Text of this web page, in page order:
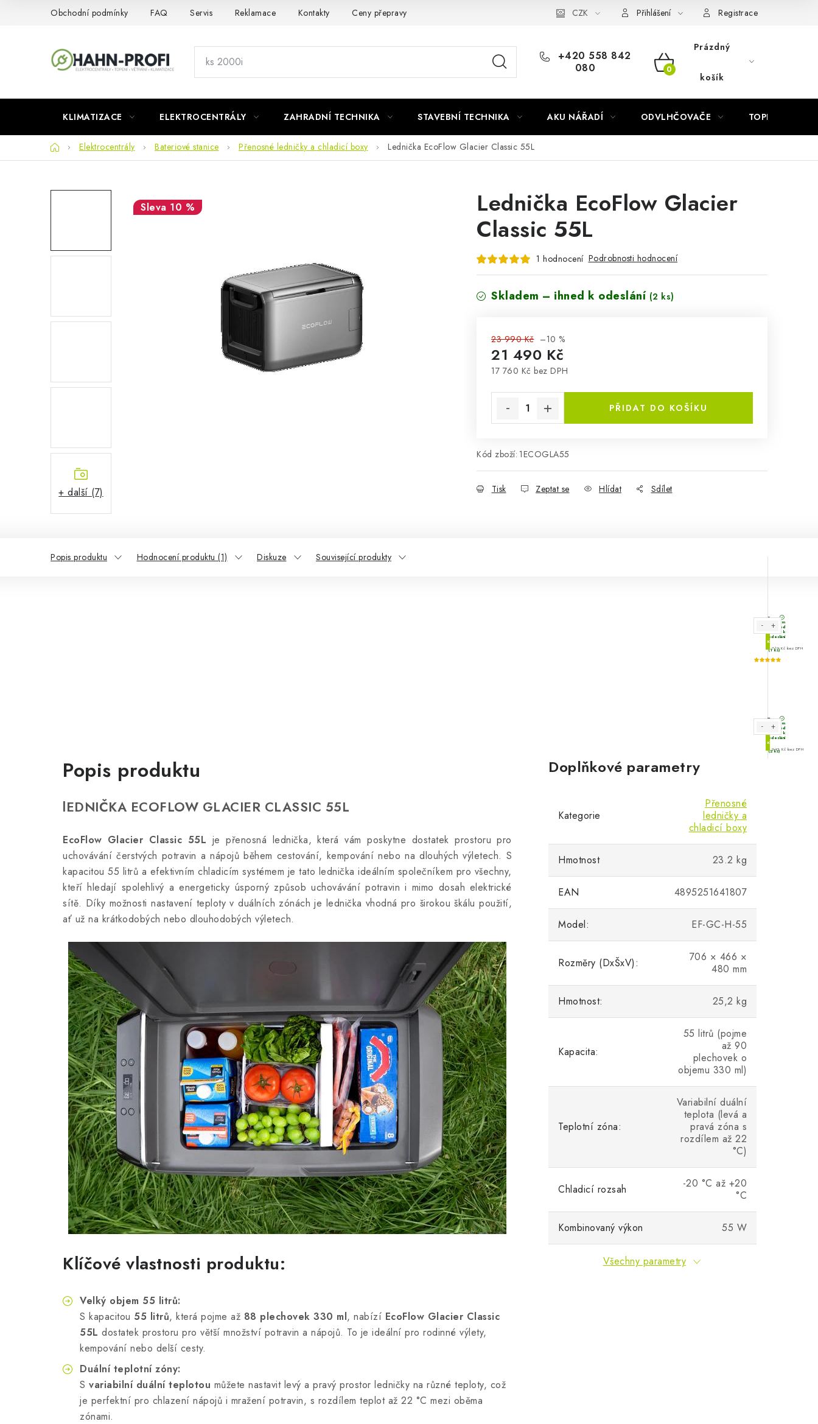
Obchodní podmínky FAQ Servis Reklamace Kontakty Ceny přepravy Náhradní díly Könner & Söhnen Reklamační řád
CZK Přihlášení Registrace
+420 558 842
080
NÁKUPNÍ
Prázdný
košík
KLIMATIZACE ELEKTROCENTRÁLY ZAHRADNÍ TECHNIKA STAVEBNÍ TECHNIKA AKU NÁŘADÍ ODVLHČOVAČE TOPIDLA
DomůElektrocentrály Bateriové stanice Přenosné ledničky a chladicí boxy Lednička EcoFlow Glacier Classic 55L
+ další (7)
Lednička EcoFlow Glacier
Classic 55L
1 hodnocení Podrobnosti hodnocení
Skladem – ihned k odeslání (2 ks)
23 990 Kč –10 %
21 490 Kč
17 760 Kč bez DPH
PŘIDAT DO KOŠÍKU
Kód zboží: 1ECOGLA55
Tisk Zeptat se Hlídat Sdílet
10 %
Popis produktu Hodnocení produktu (1) Diskuze Související produkty
Popis produktu
lEDNIČKA ECOFLOW GLACIER CLASSIC 55L
EcoFlow Glacier Classic 55L je přenosná lednička, která vám poskytne dostatek prostoru pro
uchovávání čerstvých potravin a nápojů během cestování, kempování nebo na dlouhých výletech. S
kapacitou 55 litrů a efektivním chladicím systémem je tato lednička ideálním společníkem pro všechny,
kteří hledají spolehlivý a energeticky úsporný způsob uchovávání potravin i mimo dosah elektrické
sítě. Díky možnosti nastavení teploty v duálních zónách je lednička vhodná pro širokou škálu použití,
ať už na krátkodobých nebo dlouhodobých výletech.
Klíčové vlastnosti produktu:
Velký objem 55 litrů:
S kapacitou 55 litrů, která pojme až 88 plechovek 330 ml, nabízí EcoFlow Glacier Classic
55L dostatek prostoru pro větší množství potravin a nápojů. To je ideální pro rodinné výlety,
kempování nebo delší cesty.
Duální teplotní zóny:
S variabilní duální teplotou můžete nastavit levý a pravý prostor ledničky na různé teploty, což
je perfektní pro chlazení nápojů i mražení potravin, s rozdílem teplot až 22 °C mezi oběma
zónami.
Doplňkové parametry
Kategorie
Přenosné
ledničky a
chladicí boxy
Hmotnost 23.2 kg
EAN 4895251641807
Model: EF-GC-H-55
Rozměry (DxŠxV):
706 × 466 ×
480 mm
Hmotnost: 25,2 kg
Kapacita:
55 litrů (pojme
až 90
plechovek o
objemu 330 ml)
Teplotní zóna:
Variabilní duální
teplota (levá a
pravá zóna s
rozdílem až 22
°C)
Chladicí rozsah
-20 °C až +20
°C
Kombinovaný výkon 55 W
Všechny parametry